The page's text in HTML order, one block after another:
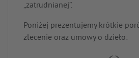
„zatrudnianej”.
Poniżej prezentujemy krótkie
zlecenie oraz umowy o dzieło: